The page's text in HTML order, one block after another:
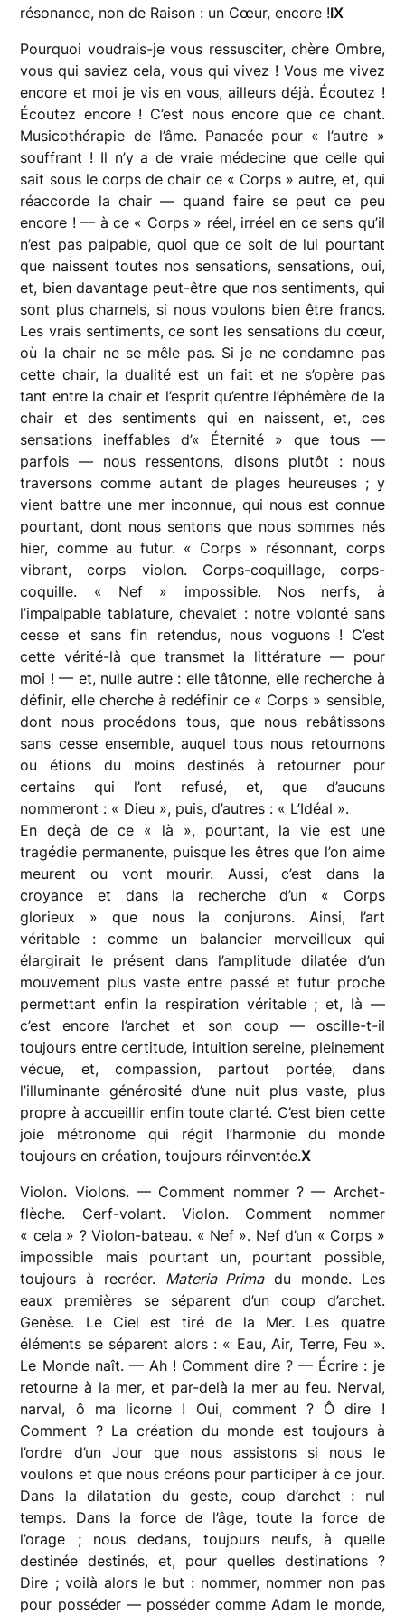
résonance, non de Raison : un Cœur, encore !IX
Pourquoi voudrais-je vous ressusciter, chère Ombre,
vous qui saviez cela, vous qui vivez ! Vous me vivez
encore et moi je vis en vous, ailleurs déjà. Écoutez !
Écoutez encore ! C’est nous encore que ce chant.
Musicothérapie de l’âme. Panacée pour « l’autre »
souffrant ! Il n’y a de vraie médecine que celle qui
sait sous le corps de chair ce « Corps » autre, et, qui
réaccorde la chair — quand faire se peut ce peu
encore ! — à ce « Corps » réel, irréel en ce sens qu’il
n’est pas palpable, quoi que ce soit de lui pourtant
que naissent toutes nos sensations, sensations, oui,
et, bien davantage peut-être que nos sentiments, qui
sont plus charnels, si nous voulons bien être francs.
Les vrais sentiments, ce sont les sensations du cœur,
où la chair ne se mêle pas. Si je ne condamne pas
cette chair, la dualité est un fait et ne s’opère pas
tant entre la chair et l’esprit qu’entre l’éphémère de la
chair et des sentiments qui en naissent, et, ces
sensations ineffables d’« Éternité » que tous —
parfois — nous ressentons, disons plutôt : nous
traversons comme autant de plages heureuses ; y
vient battre une mer inconnue, qui nous est connue
pourtant, dont nous sentons que nous sommes nés
hier, comme au futur. « Corps » résonnant, corps
vibrant, corps violon. Corps-coquillage, corps-
coquille. « Nef » impossible. Nos nerfs, à
l’impalpable tablature, chevalet : notre volonté sans
cesse et sans fin retendus, nous voguons ! C’est
cette vérité-là que transmet la littérature — pour
moi ! — et, nulle autre : elle tâtonne, elle recherche à
définir, elle cherche à redéfinir ce « Corps » sensible,
dont nous procédons tous, que nous rebâtissons
sans cesse ensemble, auquel tous nous retournons
ou étions du moins destinés à retourner pour
certains qui l’ont refusé, et, que d’aucuns
nommeront : « Dieu », puis, d’autres : « L’Idéal ».
En deçà de ce « là », pourtant, la vie est une
tragédie permanente, puisque les êtres que l’on aime
meurent ou vont mourir. Aussi, c’est dans la
croyance et dans la recherche d’un « Corps
glorieux » que nous la conjurons. Ainsi, l’art
véritable : comme un balancier merveilleux qui
élargirait le présent dans l’amplitude dilatée d’un
mouvement plus vaste entre passé et futur proche
permettant enfin la respiration véritable ; et, là —
c’est encore l’archet et son coup — oscille-t-il
toujours entre certitude, intuition sereine, pleinement
vécue, et, compassion, partout portée, dans
l’illuminante générosité d’une nuit plus vaste, plus
propre à accueillir enfin toute clarté. C’est bien cette
joie métronome qui régit l’harmonie du monde
toujours en création, toujours réinventée.X
Violon. Violons. — Comment nommer ? — Archet-
flèche. Cerf-volant. Violon. Comment nommer
« cela » ? Violon-bateau. « Nef ». Nef d’un « Corps »
impossible mais pourtant un, pourtant possible,
toujours à recréer. Materia Primadu monde. Les
eaux premières se séparent d’un coup d’archet.
Genèse. Le Ciel est tiré de la Mer. Les quatre
éléments se séparent alors : « Eau, Air, Terre, Feu ».
Le Monde naît. — Ah ! Comment dire ? — Écrire : je
retourne à la mer, et par-delà la mer au feu. Nerval,
narval, ô ma licorne ! Oui, comment ? Ô dire !
Comment ? La création du monde est toujours à
l’ordre d’un Jour que nous assistons si nous le
voulons et que nous créons pour participer à ce jour.
Dans la dilatation du geste, coup d’archet : nul
temps. Dans la force de l’âge, toute la force de
l’orage ; nous dedans, toujours neufs, à quelle
destinée destinés, et, pour quelles destinations ?
Dire ; voilà alors le but : nommer, nommer non pas
pour posséder — posséder comme Adam le monde,